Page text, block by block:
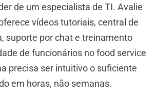
de um especialista de TI. Avalie
vídeos tutoriais, central de
suporte por chat e treinamento
de funcionários no food service
precisa ser intuitivo o suficiente
em horas, não semanas.